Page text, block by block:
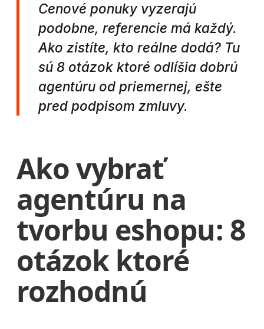
Cenové ponuky vyzerajú
podobne, referencie má každý.
Ako zistíte, kto reálne dodá? Tu
sú 8 otázok ktoré odlíšia dobrú
agentúru od priemernej, ešte
pred podpisom zmluvy.
Ako vybrať
agentúru na
tvorbu eshopu: 8
otázok ktoré
rozhodnú